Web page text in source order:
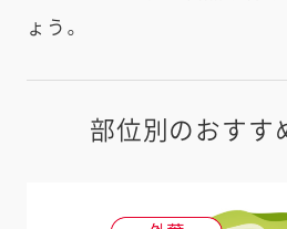
ょう。
部位別のおすす